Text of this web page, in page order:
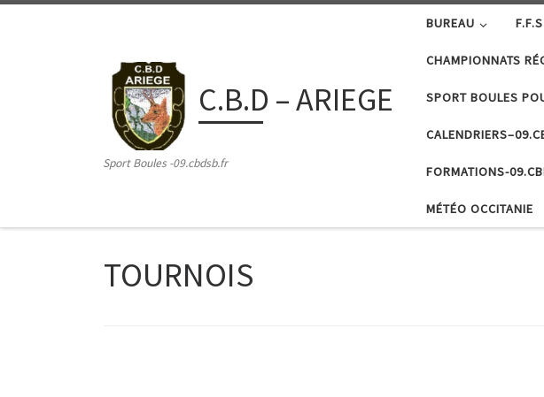
C.B.D – ARIEGE
Sport Boules -09.cbdsb.fr
BUREAU
CHAMPIONNATS
SPORT BOULES
FORMATIONS-
MÉTÉO OCCITANIE
TOURNOIS